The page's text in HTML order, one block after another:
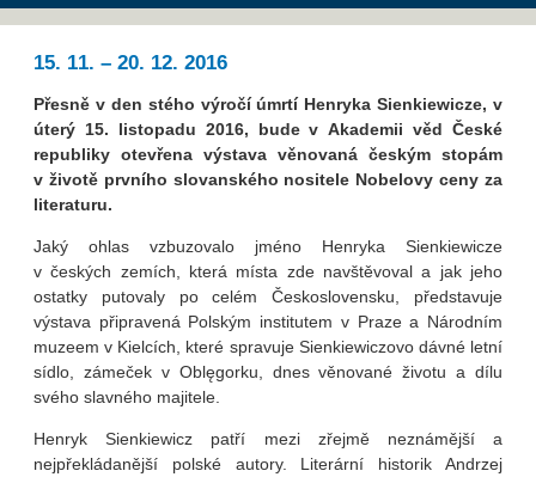
15. 11. – 20. 12. 2016
Přesně v den stého výročí úmrtí Henryka Sienkiewicze, v
úterý 15. listopadu 2016, bude v Akademii věd České
republiky otevřena výstava věnovaná českým stopám
v životě prvního slovanského nositele Nobelovy ceny za
literaturu.
Jaký ohlas vzbuzovalo jméno Henryka Sienkiewicze
v českých zemích, která místa zde navštěvoval a jak jeho
ostatky putovaly po celém Československu, představuje
výstava připravená Polským institutem v Praze a Národním
muzeem v Kielcích, které spravuje Sienkiewiczovo dávné letní
sídlo, zámeček v Oblęgorku, dnes věnované životu a dílu
svého slavného majitele.
Henryk Sienkiewicz patří mezi zřejmě neznámější a
nejpřekládanější polské autory. Literární historik Andrzej